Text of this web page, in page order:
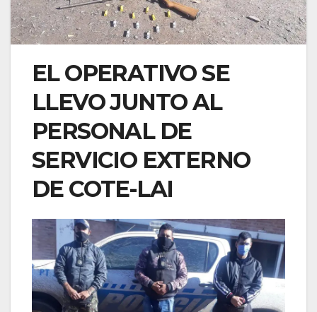
EL OPERATIVO SE
LLEVO JUNTO AL
PERSONAL DE
SERVICIO EXTERNO
DE COTE-LAI